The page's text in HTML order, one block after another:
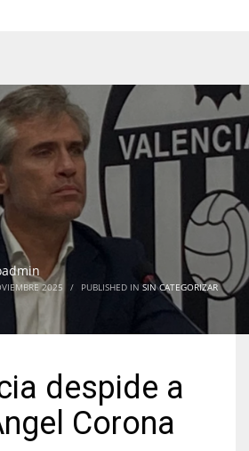
2025 / PUBLISHED INSIN CATEGORIZAR
despide a
Corona